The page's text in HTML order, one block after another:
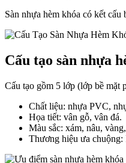
Sàn nhựa hèm khóa có kết
Cấu tạo sàn nhựa
Cấu tạo gồm 5 lớp (lớp bề mặt
Chất liệu: nhựa PVC,
Họa tiết: vân gỗ, vân đá.
Màu sắc: xám, nâu,
Thương hiệu ưa